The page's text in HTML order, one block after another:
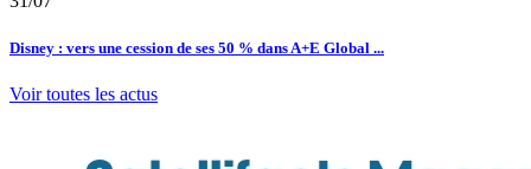
Disney : vers une cession de ses 50 % dans A+E Global ...
Voir toutes les actus